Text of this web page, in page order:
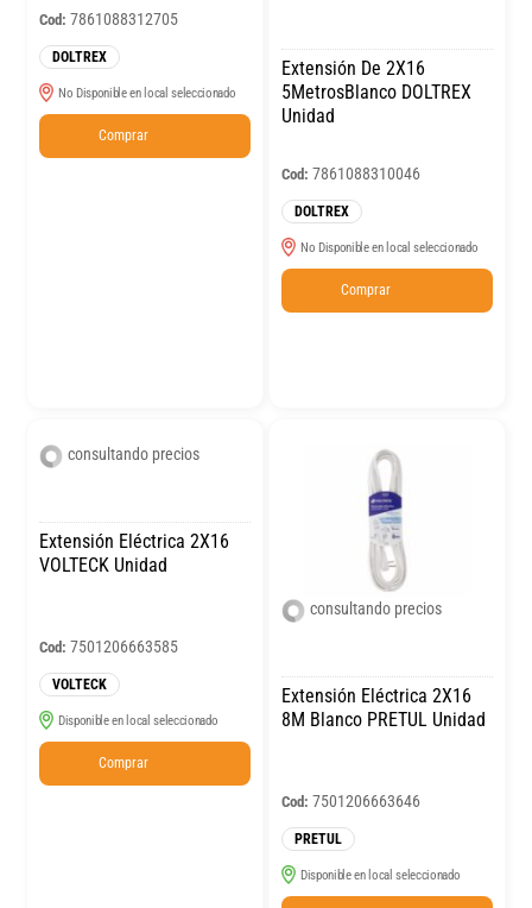
Cod: 7861088312705
DOLTREX
No Disponible en local seleccionado
Comprar
Extensión De 2X16
5MetrosBlanco DOLTREX
Unidad
Cod: 7861088310046
DOLTREX
No Disponible en local seleccionado
Comprar
consultando precios
Extensión Eléctrica 2X16
VOLTECK Unidad
Cod: 7501206663585
VOLTECK
Disponible en local seleccionado
Comprar
consultando precios
Extensión Eléctrica 2X16
8M Blanco PRETUL Unidad
Cod: 7501206663646
PRETUL
Disponible en local seleccionado